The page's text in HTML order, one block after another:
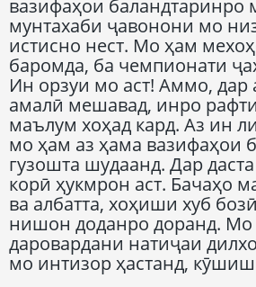
вазифаҳои баландтаринро
мунтахаби ҷавонони мо
истисно нест. Мо ҳам
баромда, ба чемпионати
Ин орзуи мо аст! Аммо, дар
амалӣ мешавад, инро
маълум хоҳад кард. Аз ин
мо ҳам аз ҳама вазифаҳои
гузошта шудаанд. Дар
корӣ ҳукмрон аст. Бачаҳо
ва албатта, хоҳиши хуб
нишон доданро доранд. Мо
даровардани натиҷаи
мо интизор ҳастанд,